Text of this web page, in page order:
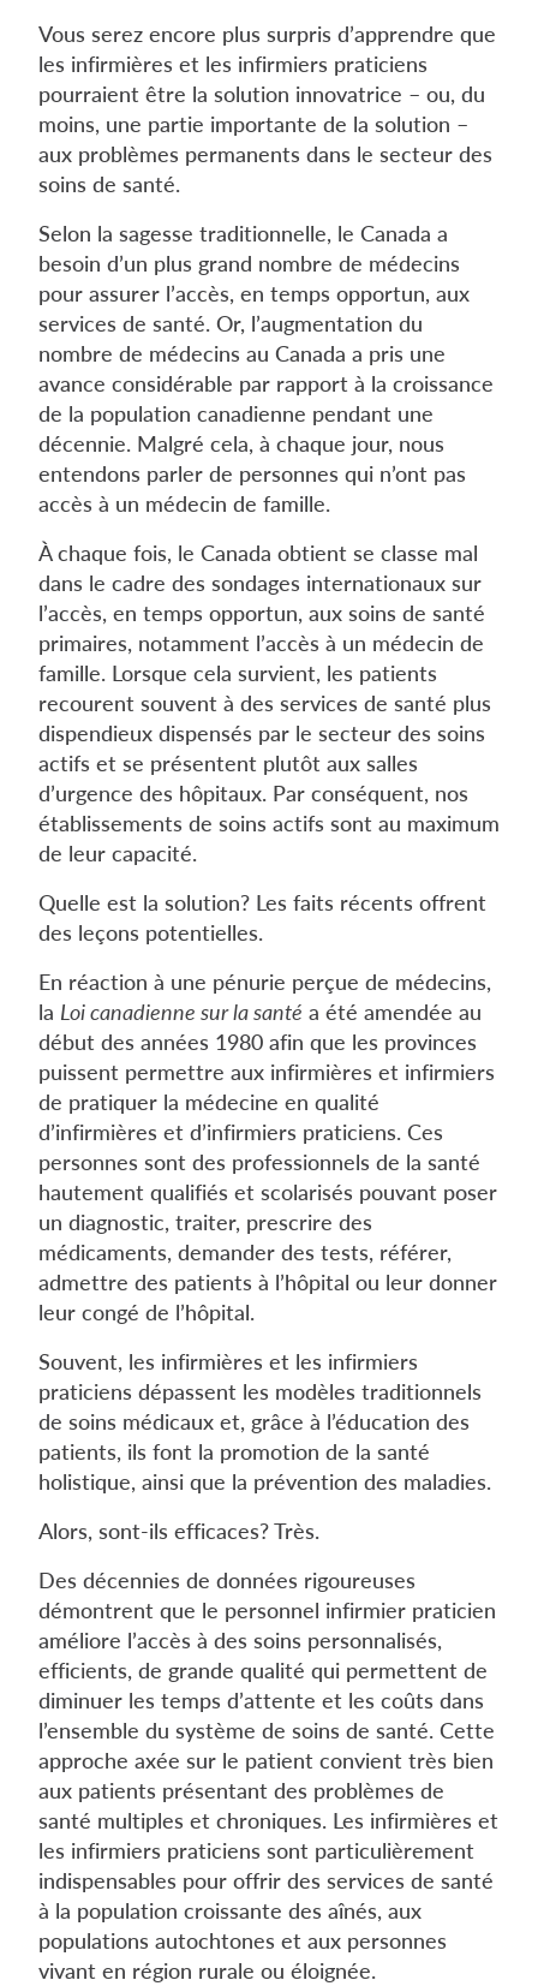
Vous serez encore plus surpris d’apprendre que
les infirmières et les infirmiers praticiens
pourraient être la solution innovatrice – ou, du
moins, une partie importante de la solution –
aux problèmes permanents dans le secteur des
soins de santé.
Selon la sagesse traditionnelle, le Canada a
besoin d’un plus grand nombre de médecins
pour assurer l’accès, en temps opportun, aux
services de santé. Or, l’augmentation du
nombre de médecins au Canada a pris une
avance considérable par rapport à la croissance
de la population canadienne pendant une
décennie. Malgré cela, à chaque jour, nous
entendons parler de personnes qui n’ont pas
accès à un médecin de famille.
À chaque fois, le Canada obtient se classe mal
dans le cadre des sondages internationaux sur
l’accès, en temps opportun, aux soins de santé
primaires, notamment l’accès à un médecin de
famille. Lorsque cela survient, les patients
recourent souvent à des services de santé plus
dispendieux dispensés par le secteur des soins
actifs et se présentent plutôt aux salles
d’urgence des hôpitaux. Par conséquent, nos
établissements de soins actifs sont au maximum
de leur capacité.
Quelle est la solution? Les faits récents offrent
des leçons potentielles.
En réaction à une pénurie perçue de médecins,
la Loi canadienne sur la santé a été amendée au
début des années 1980 afin que les provinces
puissent permettre aux infirmières et infirmiers
de pratiquer la médecine en qualité
d’infirmières et d’infirmiers praticiens. Ces
personnes sont des professionnels de la santé
hautement qualifiés et scolarisés pouvant poser
un diagnostic, traiter, prescrire des
médicaments, demander des tests, référer,
admettre des patients à l’hôpital ou leur donner
leur congé de l’hôpital.
Souvent, les infirmières et les infirmiers
praticiens dépassent les modèles traditionnels
de soins médicaux et, grâce à l’éducation des
patients, ils font la promotion de la santé
holistique, ainsi que la prévention des maladies.
Alors, sont-ils efficaces? Très.
Des décennies de données rigoureuses
démontrent que le personnel infirmier praticien
améliore l’accès à des soins personnalisés,
efficients, de grande qualité qui permettent de
diminuer les temps d’attente et les coûts dans
l’ensemble du système de soins de santé. Cette
approche axée sur le patient convient très bien
aux patients présentant des problèmes de
santé multiples et chroniques. Les infirmières et
les infirmiers praticiens sont particulièrement
indispensables pour offrir des services de santé
à la population croissante des aînés, aux
populations autochtones et aux personnes
vivant en région rurale ou éloignée.